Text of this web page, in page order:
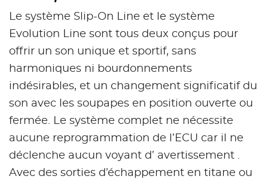
Le système Slip-On Line et le système
Evolution Line sont tous deux conçus pour
offrir un son unique et sportif, sans
harmoniques ni bourdonnements
indésirables, et un changement significatif du
son avec les soupapes en position ouverte ou
fermée. Le système complet ne nécessite
aucune reprogrammation de l’ECU car il ne
déclenche aucun voyant d’ avertissement .
Avec des sorties d’échappement en titane ou